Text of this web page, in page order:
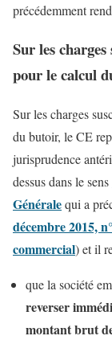
précédemment
Sur les
pour le calcul
Sur les charges
du butoir, le CE
jurisprudence
dessus dans le sens
Généralequi a
décembre 2015,
commercial) et il
que la société
reverser
montant brut